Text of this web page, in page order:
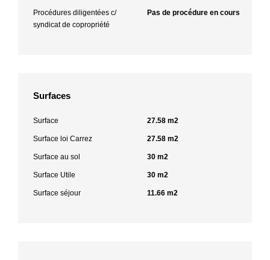
Procédures diligentées c/
syndicat de copropriété
Pas de procédure en cours
Surfaces
Surface 27.58 m2
Surface loi Carrez 27.58 m2
Surface au sol 30 m2
Surface Utile 30 m2
Surface séjour 11.66 m2